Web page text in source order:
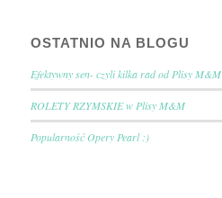
OSTATNIO NA BLOGU
Efektywny sen- czyli kilka rad od Plisy M&M
ROLETY RZYMSKIE w Plisy M&M
Popularność Opery Pearl :)